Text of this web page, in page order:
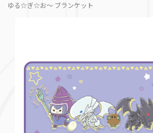
ゆる☆ぎ☆お～ ブランケット